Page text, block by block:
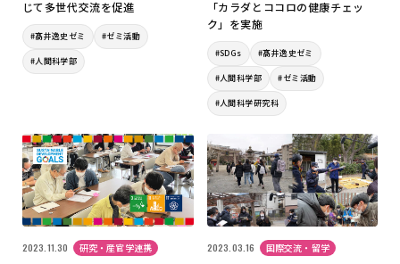
じて多世代交流を促進
#髙井逸史ゼミ #ゼミ活動
#人間科学部
「カラダとココロの健康チェッ
ク」を実施
#SDGs #髙井逸史ゼミ
#人間科学部 #ゼミ活動
#人間科学研究科
2023.11.30 研究・産官学連携 2023.03.16 国際交流・留学